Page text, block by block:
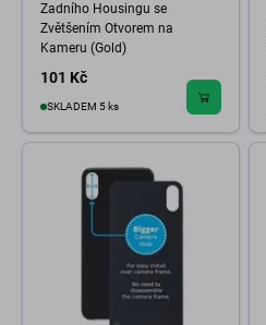
Zadního Housingu se
Zvětšením Otvorem na
Kameru (Gold)
101 Kč
SKLADEM 5 ks